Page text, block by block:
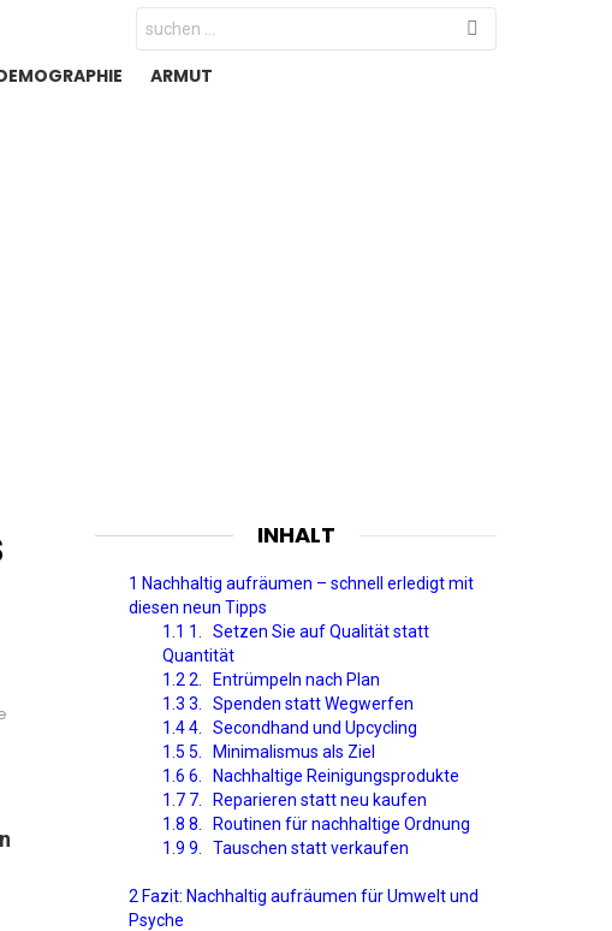
Search
for:
ARMUT
INHALT
1 Nachhaltig aufräumen – schnell erledigt mit
diesen neun Tipps
1.1 1. Setzen Sie auf Qualität statt
Quantität
1.2 2. Entrümpeln nach Plan
1.3 3. Spenden statt Wegwerfen
1.44. Secondhand und Upcycling
1.5 5. Minimalismus als Ziel
1.6 6. Nachhaltige Reinigungsprodukte
1.7 7. Reparieren statt neu kaufen
1.8 8. Routinen für nachhaltige Ordnung
1.9 9. Tauschen statt verkaufen
2 Fazit: Nachhaltig aufräumen für Umwelt und
Psyche